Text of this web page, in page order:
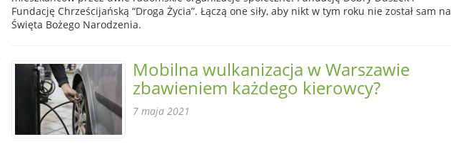
Fundację Chrześcijańską “Droga Życia”. Łączą one siły, aby nikt w tym roku nie został sam na
Święta Bożego Narodzenia.
Mobilna wulkanizacja w Warszawie
zbawieniem każdego kierowcy?
7 maja 2021